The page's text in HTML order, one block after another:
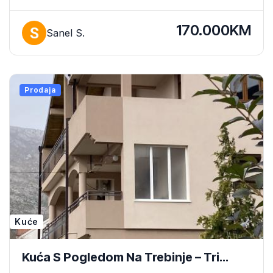
Sanel S. 170.000KM
Prodaja
Kuće
Kuća S Pogledom Na Trebinje – Tri